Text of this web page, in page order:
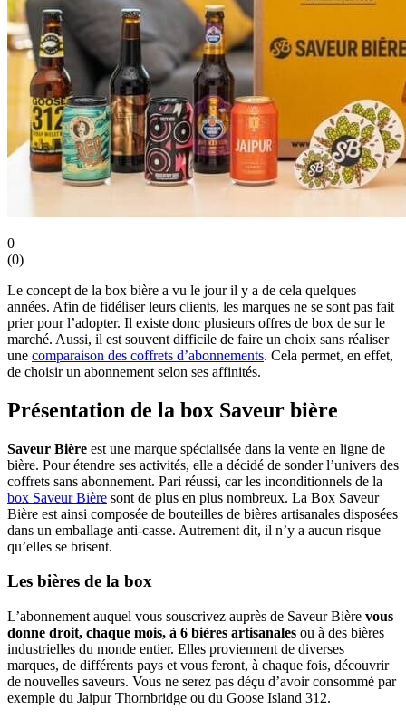
0
(0)
Le concept de la box bière a vu le jour il y a de cela quelques
années. Afin de fidéliser leurs clients, les marques ne se sont pas fait
prier pour l’adopter. Il existe donc plusieurs offres de box de sur le
marché. Aussi, il est souvent difficile de faire un choix sans réaliser
une comparaison des coffrets d’abonnements. Cela permet, en effet,
de choisir un abonnement selon ses affinités.
Présentation de la box Saveur bière
Saveur Bière est une marque spécialisée dans la vente en ligne de
bière. Pour étendre ses activités, elle a décidé de sonder l’univers des
coffrets sans abonnement. Pari réussi, car les inconditionnels de la
box Saveur Bière sont de plus en plus nombreux. La Box Saveur
Bière est ainsi composée de bouteilles de bières artisanales disposées
dans un emballage anti-casse. Autrement dit, il n’y a aucun risque
qu’elles se brisent.
Les bières de la box
L’abonnement auquel vous souscrivez auprès de Saveur Bière vous
donne droit, chaque mois, à 6 bières artisanales ou à des bières
industrielles du monde entier. Elles proviennent de diverses
marques, de différents pays et vous feront, à chaque fois, découvrir
de nouvelles saveurs. Vous ne serez pas déçu d’avoir consommé par
exemple du Jaipur Thornbridge ou du Goose Island 312.